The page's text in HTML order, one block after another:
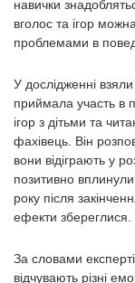
навички
вголос та ігор
проблемами в
У дослідженні
приймала участь в
ігор з дітьми та
фахівець. Він
вони відіграють у
позитивно вплинули
року після
ефекти збереглися.
За словами
відчувають різні